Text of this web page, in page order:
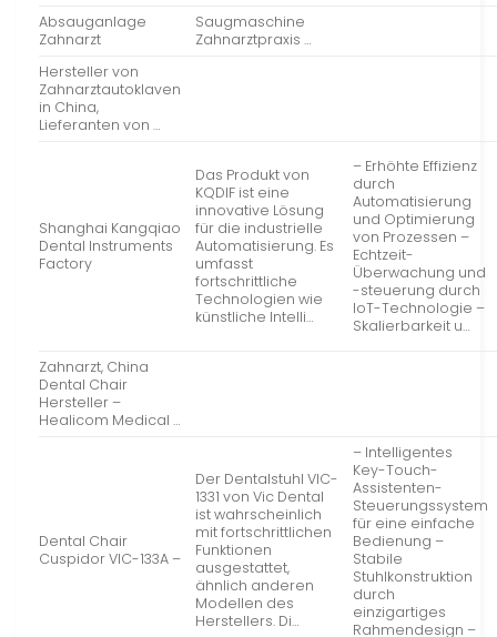
Absauganlage
Zahnarzt
Saugmaschine
Zahnarztpraxis …
Hersteller von
Zahnarztautoklaven
in China,
Lieferanten von …
Shanghai Kangqiao
Dental Instruments
Factory
Das Produkt von
KQDIF ist eine
innovative Lösung
für die industrielle
Automatisierung. Es
umfasst
fortschrittliche
Technologien wie
künstliche Intelli…
– Erhöhte Effizienz
durch
Automatisierung
und Optimierung
von Prozessen –
Echtzeit-
Überwachung und
-steuerung durch
IoT-Technologie –
Skalierbarkeit u…
Zahnarzt, China
Dental Chair
Hersteller –
Healicom Medical …
Dental Chair
Cuspidor VIC-133A –
Der Dentalstuhl VIC-
1331 von Vic Dental
ist wahrscheinlich
mit fortschrittlichen
Funktionen
ausgestattet,
ähnlich anderen
Modellen des
Herstellers. Di…
– Intelligentes
Key-Touch-
Assistenten-
Steuerungssystem
für eine einfache
Bedienung –
Stabile
Stuhlkonstruktion
durch
einzigartiges
Rahmendesign –